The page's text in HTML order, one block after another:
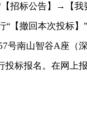
【招标公告】→【
【撤回本次投标】
号南山智谷A座（
投标报名。在网